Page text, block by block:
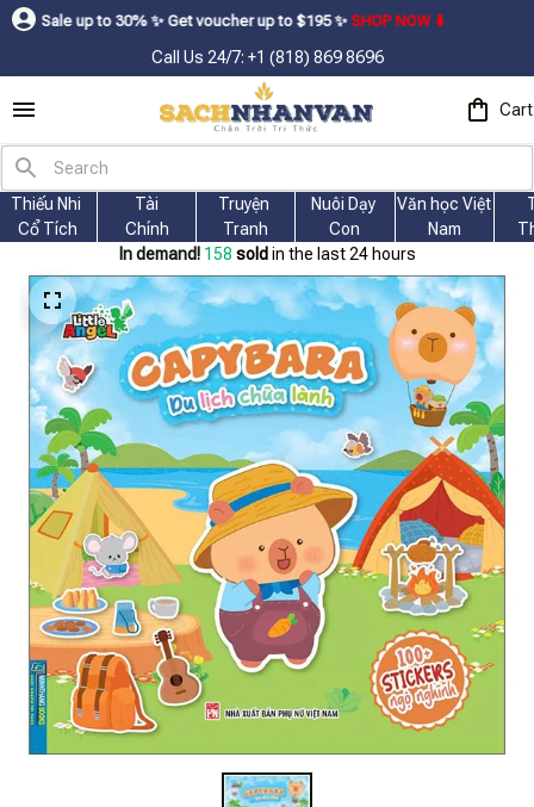
to 30% ㅤ✨ㅤ Get voucher up to $195ㅤ ✨ㅤSHOP NOW ⬇
Call Us 24/7: +1 (818) 869 8696
Cart
Thiếu Nhi
Cổ Tích
Tài
Chính
Truyện
Tranh
Nuôi Dạy
Con
Văn học Việt
Nam
In demand! 158 sold in the last 24 hours